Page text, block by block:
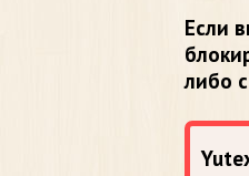
Если
либо